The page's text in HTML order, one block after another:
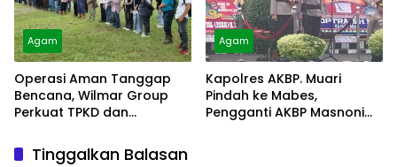
Agam
Operasi Aman Tanggap
Bencana, Wilmar Group
Perkuat TPKD dan
Agam
Kapolres AKBP. Muari
Pindah ke Mabes,
Pengganti AKBP Masnoni
Tinggalkan Balasan